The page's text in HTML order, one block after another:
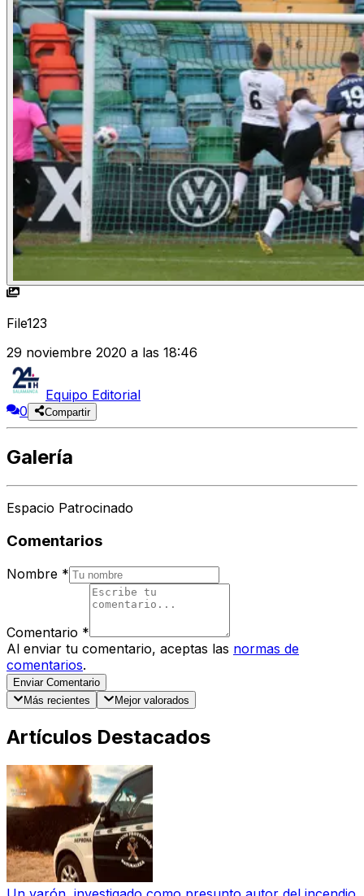
File123
29 noviembre 2020 a las 18:46
Equipo Editorial
0
Compartir
Galería
Espacio Patrocinado
Comentarios
Nombre *
Comentario *
Al enviar tu comentario, aceptas las normas de
comentarios.
Enviar Comentario
Más recientes
Mejor valorados
Artículos Destacados